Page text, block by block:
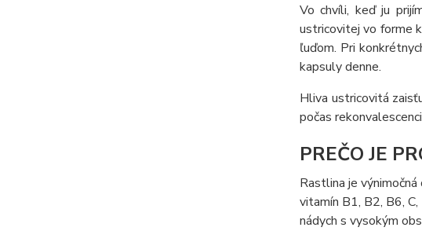
Vo chvíli, keď ju
ustricovitej vo forme
ľuďom. Pri
kapsuly denne.
Hliva ustricovitá
počas
PREČO JE
Rastlina je
vitamín B1, B2, B6,
nádych s vysokým